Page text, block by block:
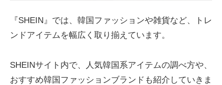
『SHEIN』では、韓国ファッションや雑貨など、トレ
ンドアイテムを幅広く取り揃えています。
SHEINサイト内で、人気韓国系アイテムの調べ方や、
おすすめ韓国ファッションブランドも紹介していきま